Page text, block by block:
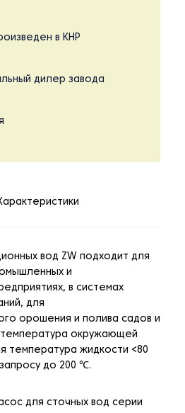
в КНР
дилер завода
вод ZW подходит для
и
в системах
для
орошения и полива садов и
температура окружающей
температура жидкости <80
до 200 ℃.
для сточных вод серии